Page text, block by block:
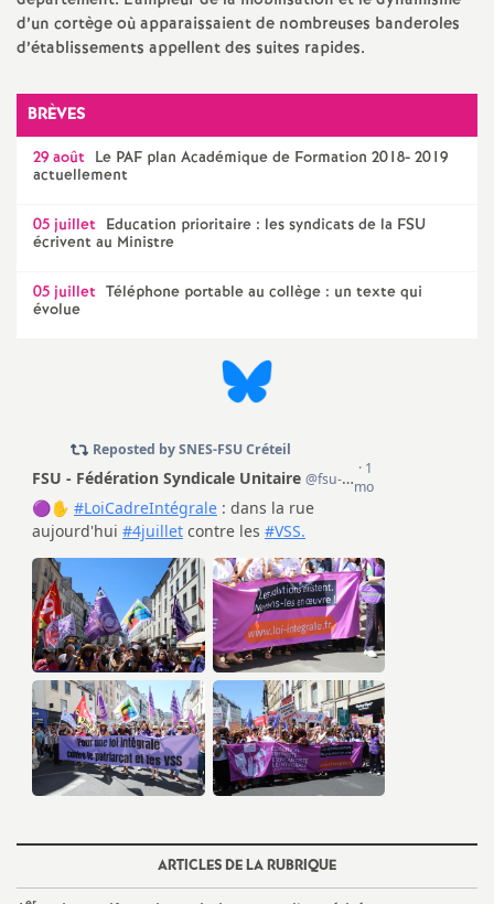
E
n
s
e
g
m
e
n
t
s
d
S
d’un cortège où apparaissaient de nombreuses banderoles
d’établissements appellent des suites rapides.
BRÈVES
29 août Le PAF plan Académique de Formation 2018- 2019
actuellement
05 juillet Education prioritaire : les syndicats de la FSU
écrivent au Ministre
05 juillet Téléphone portable au collège : un texte qui
évolue
ARTICLES DE LA RUBRIQUE